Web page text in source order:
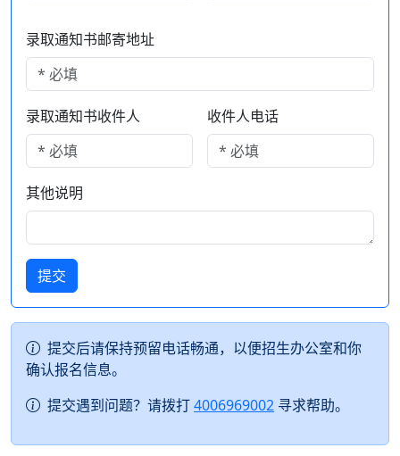
录取通知书邮寄地址
录取通知书收件人 收件人电话
其他说明
提交
提交后请保持预留电话畅通，以便招生办公室和你
确认报名信息。
提交遇到问题？请拨打4006969002 寻求帮助。